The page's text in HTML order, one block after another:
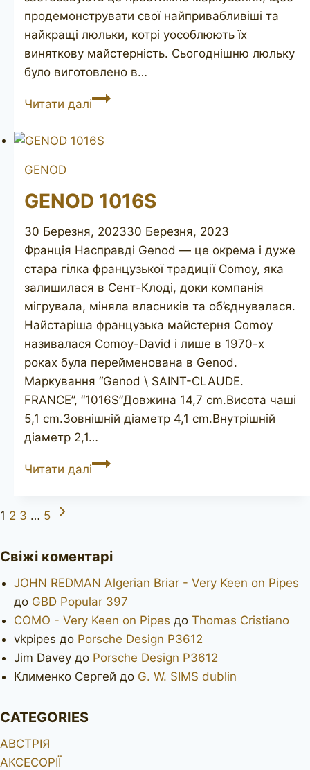
продемонструвати свої найпривабливіші та
найкращі люльки, котрі уособлюють їх
виняткову майстерність. Сьогоднішню люльку
було виготовлено в…
Читати даліJEAN
Maitre-
Major
2
GENOD
GENOD 1016S
30 Березня, 202330 Березня, 2023
Франція Насправді Genod — це окрема і дуже
стара гілка французької традиції Comoy, яка
залишилася в Сент-Клоді, доки компанія
мігрувала, міняла власників та об’єднувалася.
Найстаріша французька майстерня Comoy
називалася Comoy-David і лише в 1970-х
роках була перейменована в Genod.
Маркування “Genod \ SAINT-CLAUDE.
FRANCE”, “1016S”Довжина 14,7 cm.Висота чаші
5,1 cm.Зовнішній діаметр 4,1 cm.Внутрішній
діаметр 2,1…
Читати даліGENOD
Навігація
за
сторінками
1 2 3 … 5
Наступна
Свіжі коментарі
JOHN REDMAN Algerian Briar - Very Keen on Pipes
до GBD Popular 397
COMO - Very Keen on Pipes до Thomas Cristiano
vkpipes до Porsche Design P3612
Jim Davey до Porsche Design P3612
Клименко Сергей до G. W. SIMS dublin
CATEGORIES
АВСТРІЯ
АКСЕСОРІЇ